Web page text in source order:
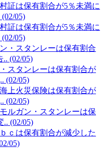
証は保有割合が5％未満に
05)
証は保有割合が5％未満に
05)
・スタンレーは保有割合
(02/05)
スタンレーは保有割合が
(02/05)
上火災保険は保有割合が
(02/05)
ルガン・スタンレーは保
(02/05)
ｃは保有割合が減少した
05)